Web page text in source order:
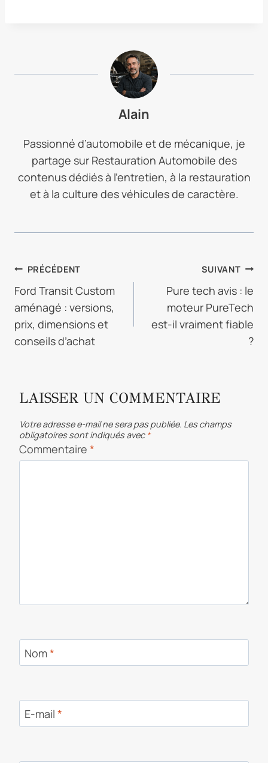
Alain
Passionné d’automobile et de mécanique, je
partage sur Restauration Automobile des
contenus dédiés à l’entretien, à la restauration
et à la culture des véhicules de caractère.
NAVIGATION
DE
L’ARTICLE
PRÉCÉDENT
Ford Transit Custom
aménagé : versions,
prix, dimensions et
conseils d’achat
SUIVANT
Pure tech avis : le
moteur PureTech
est-il vraiment fiable
?
LAISSER UN COMMENTAIRE
Votre adresse e-mail ne sera pas publiée. Les champs
obligatoires sont indiqués avec *
Commentaire *
Nom*
E-mail *